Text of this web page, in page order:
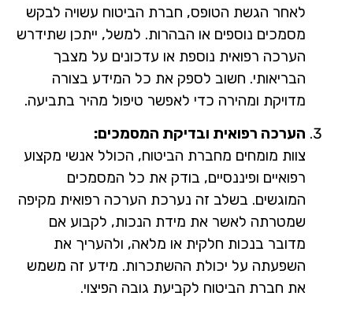
לאחר הגשת הטופס, חברת הביטוח עשויה לבקש
מסמכים נוספים או הבהרות. למשל, ייתכן שתידרש
הערכה רפואית נוספת או עדכונים על מצבך
הבריאותי. חשוב לספק את כל המידע בצורה
מדויקת ומהירה כדי לאפשר טיפול מהיר בתביעה.
הערכה רפואית ובדיקת המסמכים:
צוות מומחים מחברת הביטוח, הכולל אנשי מקצוע
רפואיים ופיננסיים, בודק את כל המסמכים
המוגשים. בשלב זה נערכת הערכה רפואית מקיפה
שמטרתה לאשר את מידת הנכות, לקבוע אם
מדובר בנכות חלקית או מלאה, ולהעריך את
השפעתה על יכולת ההשתכרות. מידע זה משמש
את חברת הביטוח לקביעת גובה הפיצוי.